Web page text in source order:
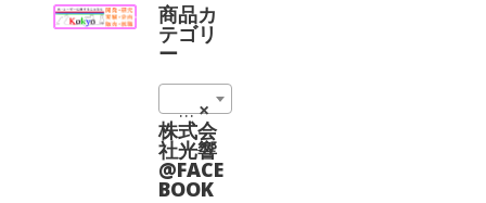
商品カ
テゴリ
ー
×
非球面レンズ (10)
株式会
社光響
@FACE
BOOK